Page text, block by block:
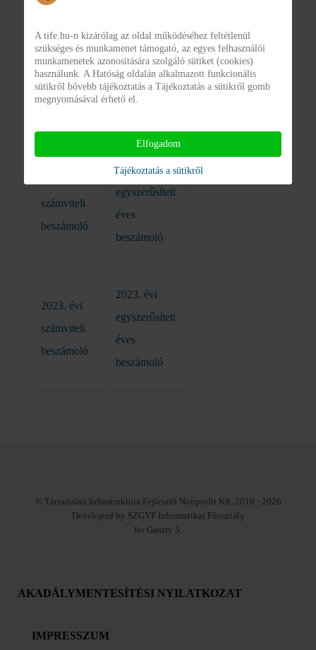
2021. évi
számviteli
beszámoló
2021. évi
egyszerűsített
éves
számviteli
beszámoló
2022. évi
egyszerűsített
éves
beszámoló
2023. évi
számviteli
beszámoló
2023. évi
egyszerűsített
éves
beszámoló
© Társadalmi Infrastruktúra Fejlesztő Nonprofit Kft. 2016 - 2026
Developed by SZGYF Informatikai Főosztály
for Gantry 5.
AKADÁLYMENTESÍTÉSI NYILATKOZAT
IMPRESSZUM
A tife.hu-n kizárólag az oldal működéséhez feltétlenül
szükséges és munkamenet támogató, az egyes felhasználói
munkamenetek azonosítására szolgáló sütiket (cookies)
használunk. A Hatóság oldalán alkalmazott funkcionális
sütikről bővebb tájékoztatás a Tájékoztatás a sütikről gomb
megnyomásával érhető el.
Elfogadom
Tájékoztatás a sütikről